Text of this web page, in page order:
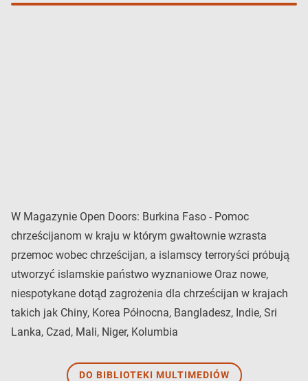
W Magazynie Open Doors: Burkina Faso - Pomoc
chrześcijanom w kraju w którym gwałtownie wzrasta
przemoc wobec chrześcijan, a islamscy terroryści próbują
utworzyć islamskie państwo wyznaniowe Oraz nowe,
niespotykane dotąd zagrożenia dla chrześcijan w krajach
takich jak Chiny, Korea Północna, Bangladesz, Indie, Sri
Lanka, Czad, Mali, Niger, Kolumbia
DO BIBLIOTEKI MULTIMEDIÓW